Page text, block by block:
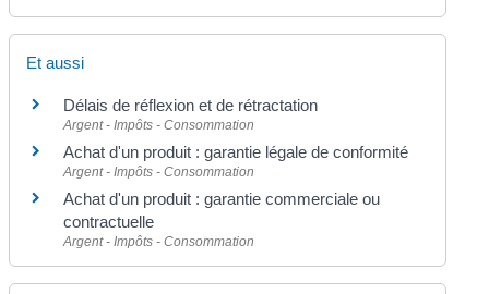
Et aussi
Délais de réflexion et de rétractation
Argent - Impôts - Consommation
Achat d'un produit : garantie légale de conformité
Argent - Impôts - Consommation
Achat d'un produit : garantie commerciale ou
contractuelle
Argent - Impôts - Consommation